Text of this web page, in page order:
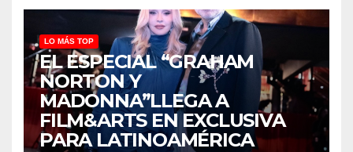
LO MÁS TOP
EL ESPECIAL “GRAHAM
NORTON Y
MADONNA”LLEGA A
FILM&ARTS EN EXCLUSIVA
PARA LATINOAMÉRICA